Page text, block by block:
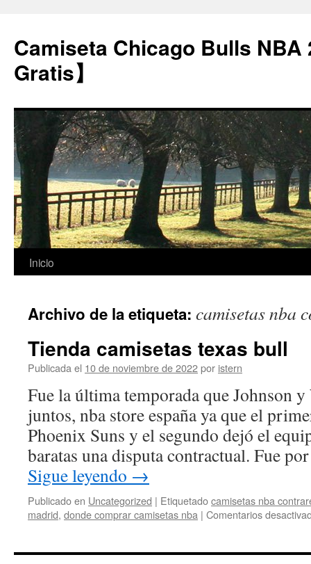
Camiseta Chicago Bulls NBA
Gratis】
Saltar
contenido
Inicio
Archivo de la etiqueta: camisetas nba
Tienda camisetas texas bull
Publicada el 10 de noviembre de 2022por istern
Fue la última temporada que Johnson
juntos, nba store españa ya que el
Phoenix Suns y el segundo dejó el
baratas una disputa contractual. Fue
Sigue leyendo →
Publicado en Uncategorized | Etiquetadocamisetas nba
madrid, donde comprar camisetas nba | Comentarios